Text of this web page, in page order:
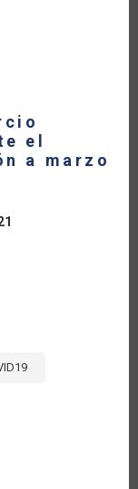
el
a marzo